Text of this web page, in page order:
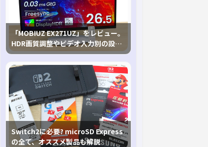
「MOBIUZ EX271UZ」をレビュー。
HDR画質調整やビデオ入力別の設定
が可能な4K有機ELゲーミングモニタ
を徹底検証
Switch2に必要? microSD Express
の全て、オススメ製品も解説